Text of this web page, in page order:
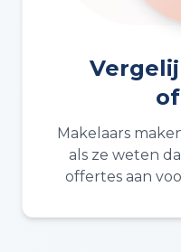
Makelaars
als ze weten
offertes aan